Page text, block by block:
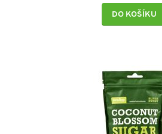
DO KOŠÍKU